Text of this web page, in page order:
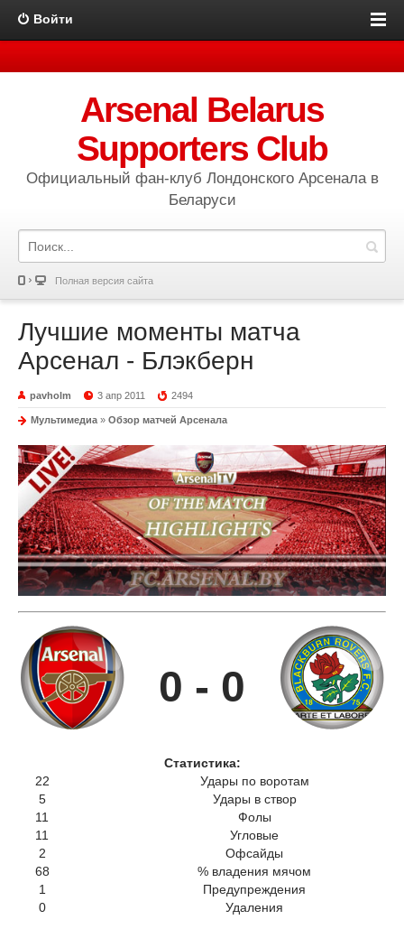
Войти
Arsenal Belarus
Supporters Club
Официальный фан-клуб Лондонского Арсенала в
Беларуси
Полная версия сайта
Лучшие моменты матча
Арсенал - Блэкберн
pavholm 3 апр 2011 2494
Мультимедиа » Обзор матчей Арсенала
0 - 0
Статистика:
22
Удары по воротам
5
Удары в створ
11
Фолы
11
Угловые
2
Офсайды
68
% владения мячом
1
Предупреждения
0
Удаления